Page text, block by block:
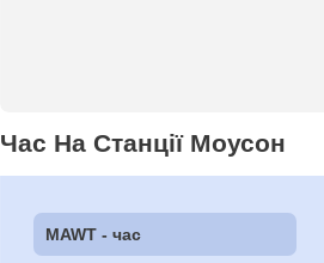
Час На Станції Моусон
MAWT - час